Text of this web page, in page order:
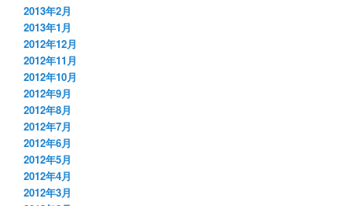
2013年2月
2013年1月
2012年12月
2012年11月
2012年10月
2012年9月
2012年8月
2012年7月
2012年6月
2012年5月
2012年4月
2012年3月